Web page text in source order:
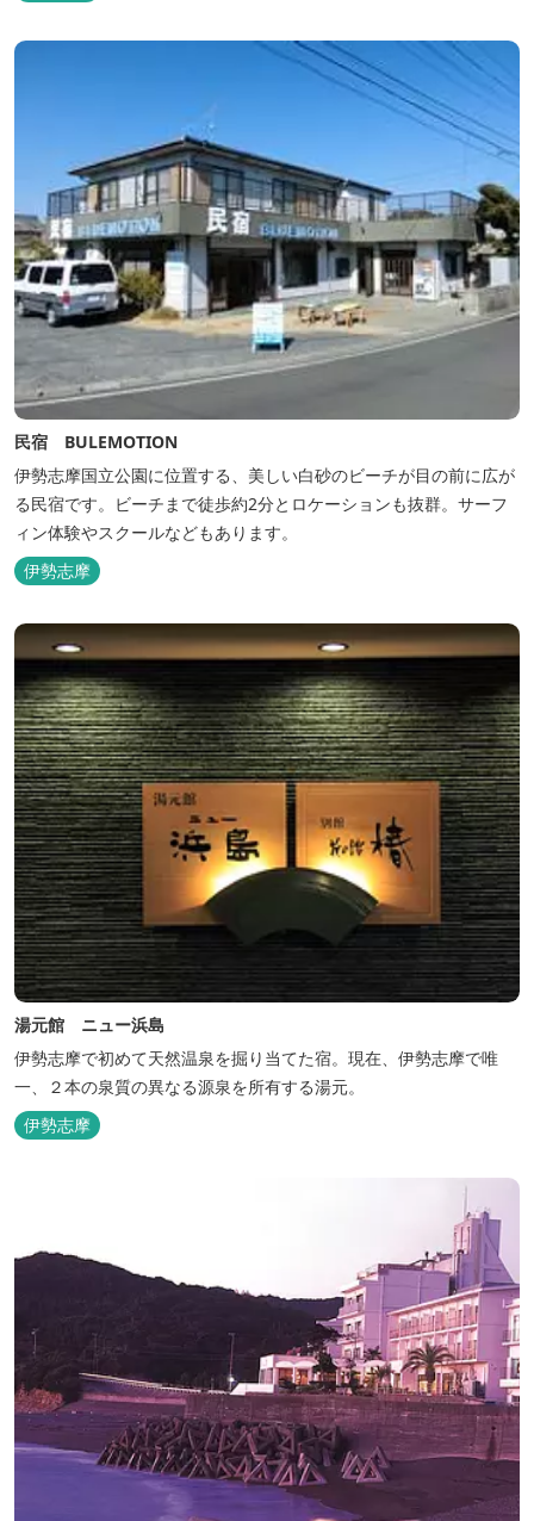
民宿 BULEMOTION
伊勢志摩国立公園に位置する、美しい白砂のビーチが目の前に広が
る民宿です。ビーチまで徒歩約2分とロケーションも抜群。サーフ
ィン体験やスクールなどもあります。
伊勢志摩
湯元館 ニュー浜島
伊勢志摩で初めて天然温泉を掘り当てた宿。現在、伊勢志摩で唯
一、２本の泉質の異なる源泉を所有する湯元。
伊勢志摩